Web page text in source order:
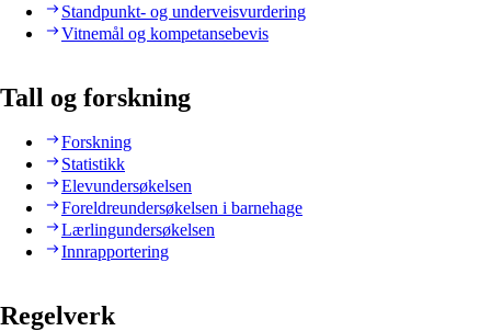
Standpunkt- og underveisvurdering
Vitnemål og kompetansebevis
Tall og forskning
Forskning
Statistikk
Elevundersøkelsen
Foreldreundersøkelsen i barnehage
Lærlingundersøkelsen
Innrapportering
Regelverk